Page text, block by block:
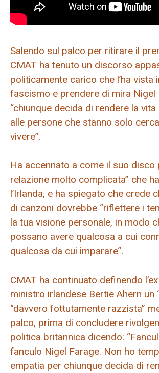
Salendo sul palco per ritirare il
CMAT ha tenuto un discorso
politicamente carico che l’ha vista
fascismo e prendere di mira Nigel
“chiunque decida di rendere la
alle persone che stanno solo
vivere”.
Ha accennato a come il suo disco
relazione molto complicata” che
l’Irlanda, e ha spiegato che crede
di canzoni dovrebbe “riflettere i
la tua visione personale, in modo
possano avere qualcosa a cui
qualcosa da cui imparare”.
CMAT ha continuato definendo
ministro irlandese Bertie Ahern un
“davvero fottutamente razzista”
palco, prima di concludere
politica britannica dicendo:
fanculo Nigel Farage. Non ho
empatia per chiunque decida di